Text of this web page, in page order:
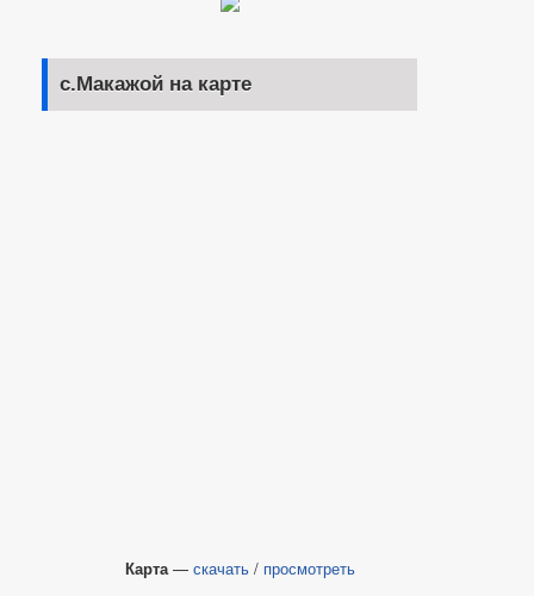
с.Макажой на карте
Карта — скачать / просмотреть